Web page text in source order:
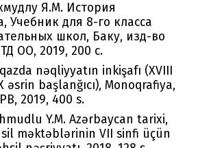
Я.M. История
Учебник для 8-го класса
школ, Баку, изд-во
ОО, 2019, 200 с.
nəqliyyatın inkişafı (XVIII
əsrin başlanğıcı), Monoqrafiya,
2019, 400 s.
Y.M. Azərbaycan tarixi,
məktəblərinin VII sinfi üçün